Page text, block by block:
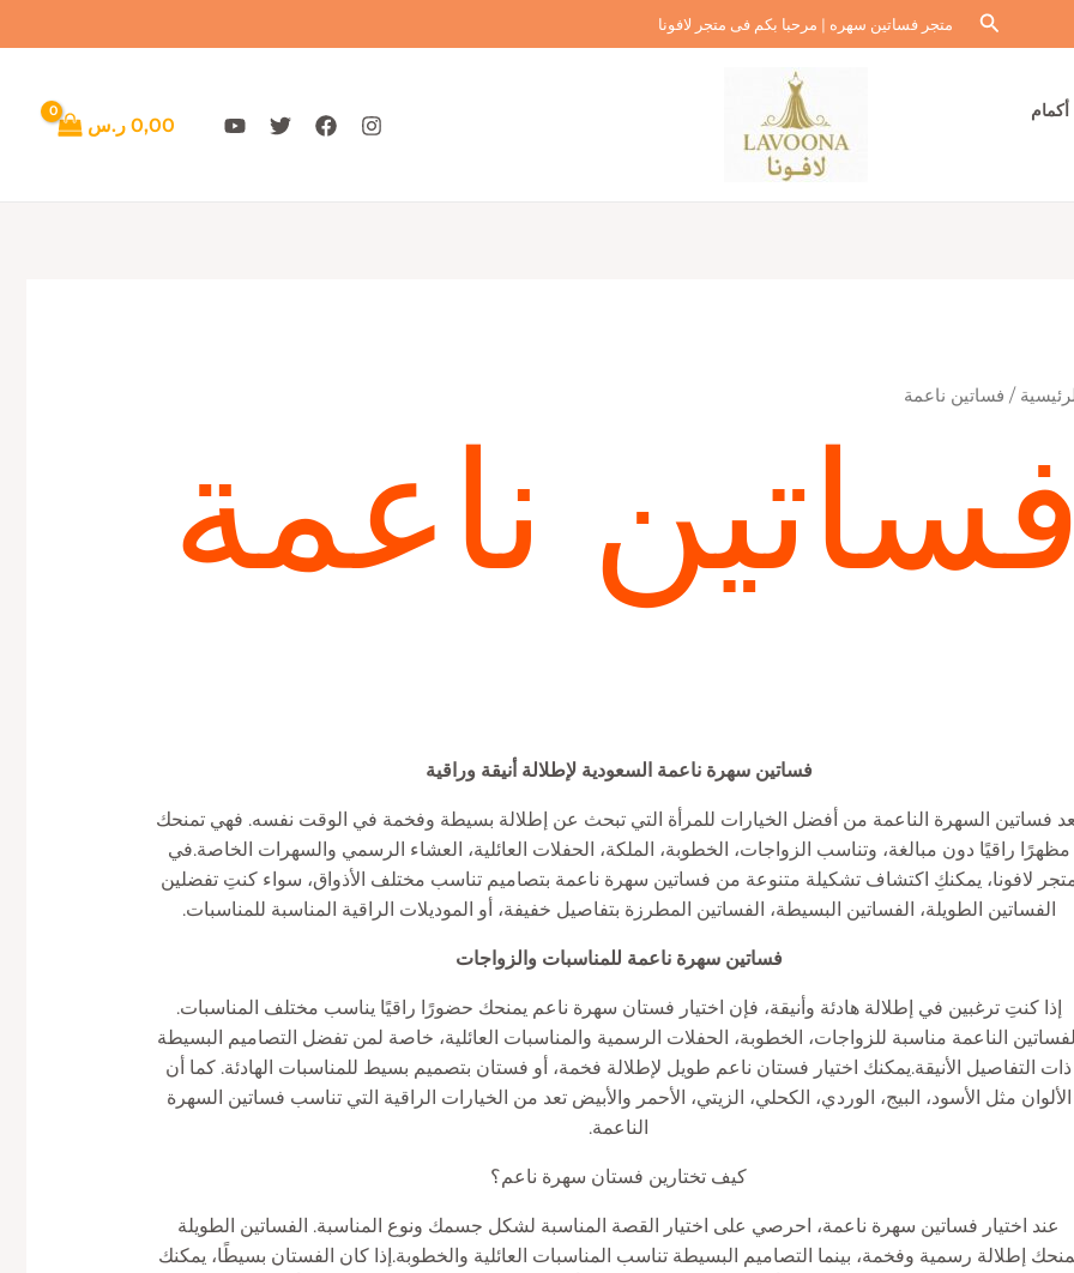
البحثمتجر فساتين سهره | مرحبا بكم فى متجر لافونا
0,00 ر.س
/ فساتين ناعمة
ناعمة
فساتين سهرة ناعمة السعودية لإطلالة أنيقة وراقية
فساتين السهرة الناعمة من أفضل الخيارات للمرأة التي تبحث عن إطلالة بسيطة وفخمة في الوقت نفسه. فهي تمنحك
مظهرًا راقيًا دون مبالغة، وتناسب الزواجات، الخطوبة، الملكة، الحفلات العائلية، العشاء الرسمي والسهرات الخاصة.في
لافونا، يمكنكِ اكتشاف تشكيلة متنوعة من فساتين سهرة ناعمة بتصاميم تناسب مختلف الأذواق، سواء كنتِ تفضلين
الفساتين الطويلة، الفساتين البسيطة، الفساتين المطرزة بتفاصيل خفيفة، أو الموديلات الراقية المناسبة للمناسبات.
فساتين سهرة ناعمة للمناسبات والزواجات
إذا كنتِ ترغبين في إطلالة هادئة وأنيقة، فإن اختيار فستان سهرة ناعم يمنحك حضورًا راقيًا يناسب مختلف المناسبات.
الناعمة مناسبة للزواجات، الخطوبة، الحفلات الرسمية والمناسبات العائلية، خاصة لمن تفضل التصاميم البسيطة
ذات التفاصيل الأنيقة.يمكنك اختيار فستان ناعم طويل لإطلالة فخمة، أو فستان بتصميم بسيط للمناسبات الهادئة. كما أن
الألوان مثل الأسود، البيج، الوردي، الكحلي، الزيتي، الأحمر والأبيض تعد من الخيارات الراقية التي تناسب فساتين السهرة
الناعمة.
كيف تختارين فستان سهرة ناعم؟
عند اختيار فساتين سهرة ناعمة، احرصي على اختيار القصة المناسبة لشكل جسمك ونوع المناسبة. الفساتين الطويلة
إطلالة رسمية وفخمة، بينما التصاميم البسيطة تناسب المناسبات العائلية والخطوبة.إذا كان الفستان بسيطًا، يمكنك
حسب